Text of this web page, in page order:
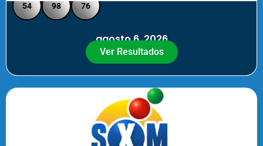
54 98 76
agosto 6, 2026
Ver Resultados